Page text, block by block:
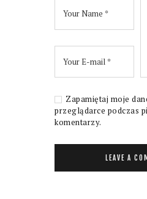
Zapamiętaj moje
przeglądarce podczas
komentarzy.